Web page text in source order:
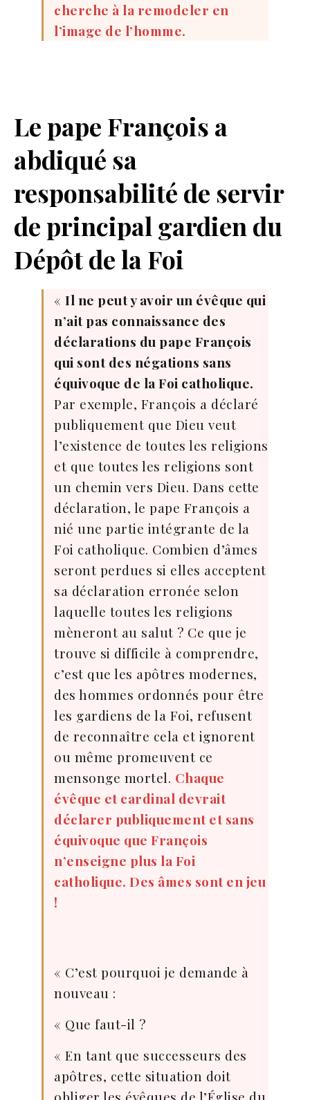
cherche à la remodeler en
l’image de l’homme.
Le pape François a
abdiqué sa
responsabilité de servir
de principal gardien du
Dépôt de la Foi
« Il ne peut y avoir un évêque qui
n’ait pas connaissance des
déclarations du pape François
qui sont des négations sans
équivoque de la Foi catholique.
Par exemple, François a déclaré
publiquement que Dieu veut
l’existence de toutes les religions
et que toutes les religions sont
un chemin vers Dieu. Dans cette
déclaration, le pape François a
nié une partie intégrante de la
Foi catholique. Combien d’âmes
seront perdues si elles acceptent
sa déclaration erronée selon
laquelle toutes les religions
mèneront au salut ? Ce que je
trouve si difficile à comprendre,
c’est que les apôtres modernes,
des hommes ordonnés pour être
les gardiens de la Foi, refusent
de reconnaître cela et ignorent
ou même promeuvent ce
mensonge mortel. Chaque
évêque et cardinal devrait
déclarer publiquement et sans
équivoque que François
n’enseigne plus la Foi
catholique. Des âmes sont en jeu
!
« C’est pourquoi je demande à
nouveau :
« Que faut-il ?
« En tant que successeurs des
apôtres, cette situation doit